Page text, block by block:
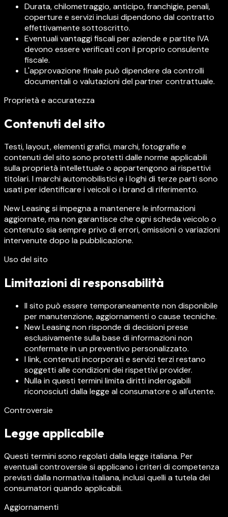
Durata, chilometraggio, anticipo, franchigie, penali,
coperture e servizi inclusi dipendono dal contratto
effettivamente sottoscritto.
Eventuali vantaggi fiscali per aziende e partite IVA
devono essere verificati con il proprio consulente
fiscale.
L'approvazione finale può dipendere da controlli
documentali o valutazioni del partner contrattuale.
Proprietà e accuratezza
Contenuti del sito
Testi, layout, elementi grafici, marchi, fotografie e
contenuti del sito sono protetti dalle norme applicabili
sulla proprietà intellettuale o appartengono ai rispettivi
titolari. I marchi automobilistici e i loghi di terze parti sono
usati per identificare i veicoli o i brand di riferimento.
New Leasing si impegna a mantenere le informazioni
aggiornate, ma non garantisce che ogni scheda veicolo o
contenuto sia sempre privo di errori, omissioni o variazioni
intervenute dopo la pubblicazione.
Uso del sito
Limitazioni di responsabilità
Il sito può essere temporaneamente non disponibile
per manutenzione, aggiornamenti o cause tecniche.
New Leasing non risponde di decisioni prese
esclusivamente sulla base di informazioni non
confermate in un preventivo personalizzato.
I link, contenuti incorporati e servizi terzi restano
soggetti alle condizioni dei rispettivi provider.
Nulla in questi termini limita diritti inderogabili
riconosciuti dalla legge al consumatore o all'utente.
Controversie
Legge applicabile
Questi termini sono regolati dalla legge italiana. Per
eventuali controversie si applicano i criteri di competenza
previsti dalla normativa italiana, inclusi quelli a tutela dei
consumatori quando applicabili.
Aggiornamenti